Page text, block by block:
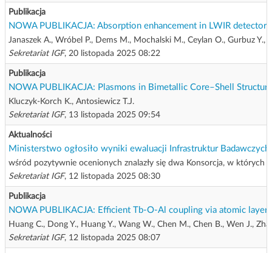
Publikacja
NOWA PUBLIKACJA: Absorption enhancement in LWIR
Janaszek A., Wróbel P., Dems M., Mochalski M., Ceylan O., Gurbuz Y.,
Sekretariat IGF, 20 listopada 2025 08:22
Publikacja
NOWA PUBLIKACJA: Plasmons in Bimetallic Core–Shell
Kluczyk-Korch K., Antosiewicz T.J.
Sekretariat IGF, 13 listopada 2025 09:54
Aktualności
Ministerstwo ogłosiło wyniki ewaluacji Infrastruktur
wśród pozytywnie ocenionych znalazły się dwa Konsorcja, w
Sekretariat IGF, 12 listopada 2025 08:30
Publikacja
NOWA PUBLIKACJA: Efficient Tb-O-Al coupling via atomic
Huang C., Dong Y., Huang Y., Wang W., Chen M., Chen B., Wen J.,
Sekretariat IGF, 12 listopada 2025 08:07